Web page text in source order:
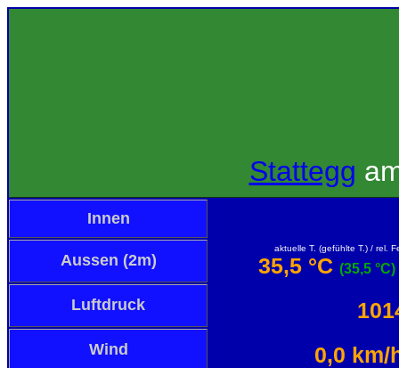
Stattegg
Innen
Aussen (2m)
aktuelle T. (gefühlte T.) / rel.
35,5 °C (35,5 °C)
Luftdruck
Wind 0,0